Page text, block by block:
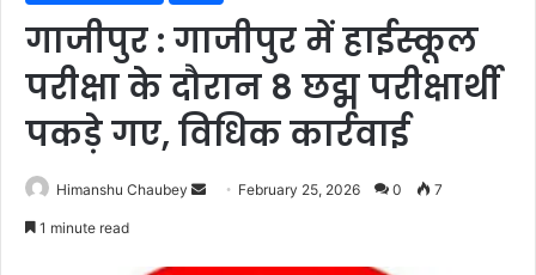
गाजीपुर : गाजीपुर में हाईस्कूल
परीक्षा के दौरान 8 छद्म परीक्षार्थी
पकड़े गए, विधिक कार्रवाई
Himanshu Chaubey February 25, 2026 0 7
1 minute read